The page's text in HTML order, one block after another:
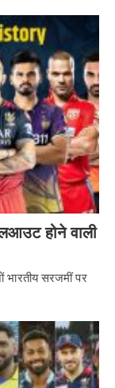
होने वाली
सरजमीं पर